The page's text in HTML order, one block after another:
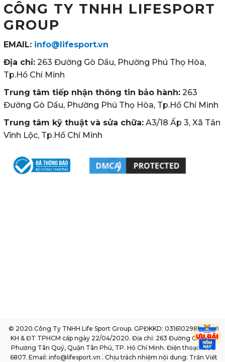
CÔNG TY TNHH LIFESPORT
GROUP
EMAIL: info@lifesport.vn
Địa chỉ: 263 Đường Gò Dầu, Phường Phú Thọ Hòa,
Tp.Hồ Chí Minh
Trung tâm tiếp nhận thông tin bảo hành: 263
Đường Gò Dầu, Phường Phú Thọ Hòa, Tp.Hồ Chí Minh
Trung tâm kỹ thuật và sửa chữa: A3/18 Ấp 3, Xã Tân
Vĩnh Lộc, Tp.Hồ Chí Minh
© 2020.Công Ty TNHH Life Sport Group. GPĐKKD: 0316102985 do sở
KH & ĐT TPHCM cấp ngày 22/04/2020. Địa chỉ: 263 Đường Gò Dầu,
Phường Tân Quý, Quận Tân Phú, TP. Hồ Chí Minh. Điện thoại: 1800
6807. Email: info@lifesport.vn . Chịu trách nhiệm nội dung: Trần Viết